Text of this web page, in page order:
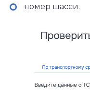
номер шасси.